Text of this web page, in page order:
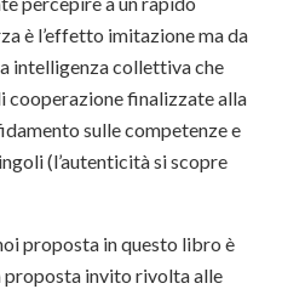
è l’effetto imitazione ma da
intelligenza collettiva che
cooperazione finalizzate alla
sulle competenze e
(l’autenticità si scopre
proposta in questo libro è
proposta invito rivolta alle